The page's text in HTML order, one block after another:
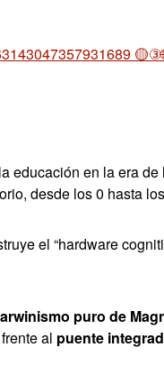
educación en la era
desde los 0 hasta
el “hardware
puro de
al puente